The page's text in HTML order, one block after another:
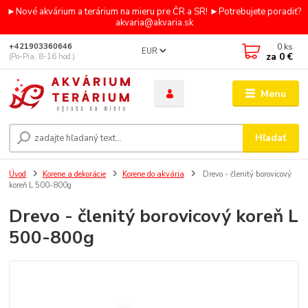
►Nové akvárium a terárium na mieru pre ČR a SR! ►Potrebujete poradiť?
akvaria@akvaria.sk
Menu
EUR
Hľadať
+421903360646
(Po-Pia, 8-16 hod.)
0 ks
za 0 €
Úvod Korene a dekorácie Korene do akvária
Drevo - členitý borovicový
koreň L 500-800g
Drevo - členitý borovicový koreň L
500-800g